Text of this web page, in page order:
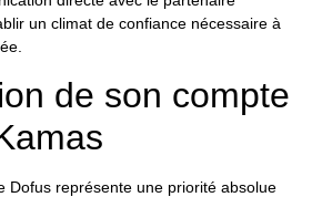
un climat de confiance nécessaire à
de son compte
Dofus représente une priorité absolue